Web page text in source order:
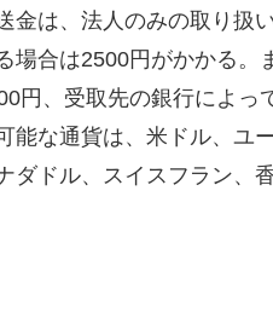
は、法人のみの取り扱
場合は2500円がかかる。
円、受取先の銀行によっ
能な通貨は、米ドル、ユ
ダドル、スイスフラン、